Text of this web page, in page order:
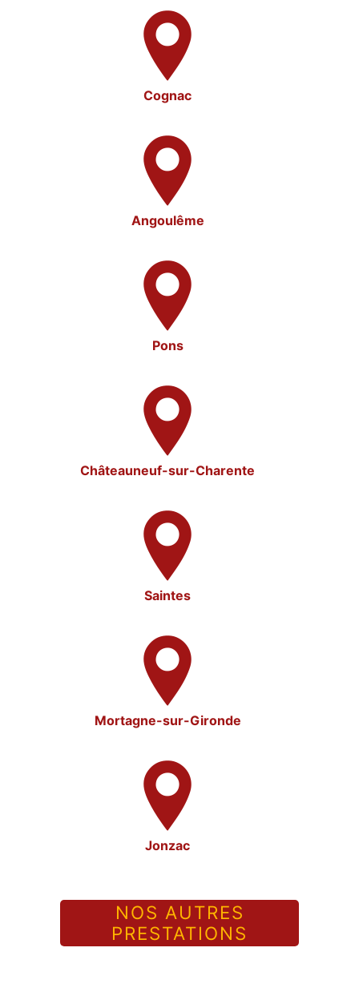
Cognac
Angoulême
Pons
Châteauneuf-sur-Charente
Saintes
Mortagne-sur-Gironde
Jonzac
NOS AUTRES
PRESTATIONS